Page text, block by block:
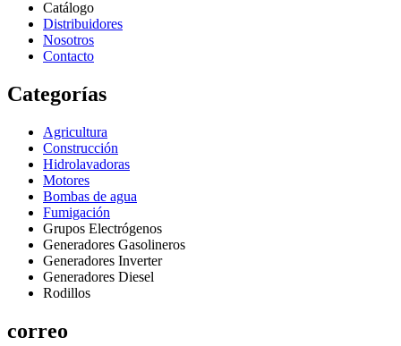
Catálogo
Distribuidores
Nosotros
Contacto
Categorías
Agricultura
Construcción
Hidrolavadoras
Motores
Bombas de agua
Fumigación
Grupos Electrógenos
Generadores Gasolineros
Generadores Inverter
Generadores Diesel
Rodillos
correo